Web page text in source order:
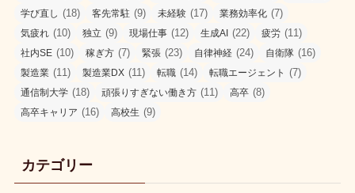
学び直し (18) 客先常駐 (9) 未経験 (17) 業務効率化 (7)
気疲れ (10) 独立 (9) 現場仕事 (12) 生成AI (22) 疲労 (11)
社内SE (10) 稼ぎ方 (7) 緊張 (23) 自律神経 (24) 自衛隊 (16)
製造業 (11) 製造業DX (11) 転職 (14) 転職エージェント (7)
通信制大学 (18) 頑張りすぎない働き方 (11) 高卒 (8)
高卒キャリア (16) 高校生 (9)
カテゴリー